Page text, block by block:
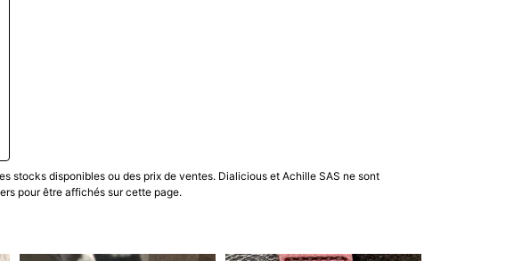
stocks disponibles ou des prix de ventes. Dialicious et Achille SAS ne sont
pour être affichés sur cette page.